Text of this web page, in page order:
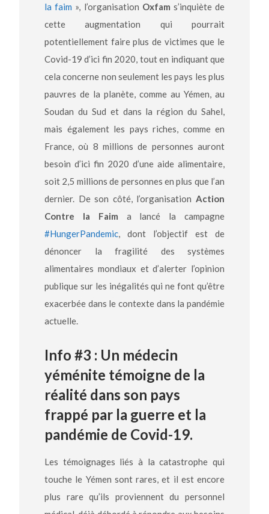
la faim », l’organisation Oxfam s’inquiète de
cette augmentation qui pourrait
potentiellement faire plus de victimes que le
Covid-19 d’ici fin 2020, tout en indiquant que
cela concerne non seulement les pays les plus
pauvres de la planète, comme au Yémen, au
Soudan du Sud et dans la région du Sahel,
mais également les pays riches, comme en
France, où 8 millions de personnes auront
besoin d’ici fin 2020 d’une aide alimentaire,
soit 2,5 millions de personnes en plus que l’an
dernier. De son côté, l’organisation Action
Contre la Faim a lancé la campagne
#HungerPandemic, dont l’objectif est de
dénoncer la fragilité des systèmes
alimentaires mondiaux et d’alerter l’opinion
publique sur les inégalités qui ne font qu’être
exacerbée dans le contexte dans la pandémie
actuelle.
Info #3 : Un médecin
yéménite témoigne de la
réalité dans son pays
frappé par la guerre et la
pandémie de Covid-19.
Les témoignages liés à la catastrophe qui
touche le Yémen sont rares, et il est encore
plus rare qu’ils proviennent du personnel